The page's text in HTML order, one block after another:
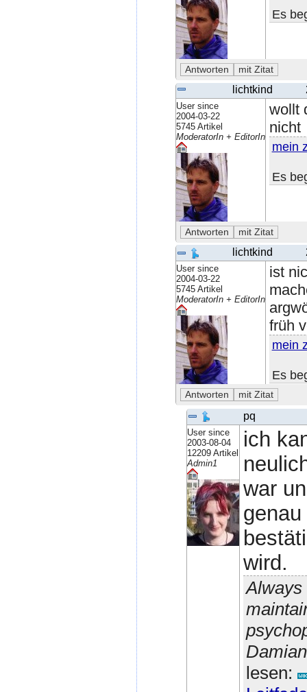
Es
lichtkind
User since
2004-03-22
5745 Artikel
ModeratorIn + EditorIn
wollt
nicht
mein
Es
lichtkind
User since
2004-03-22
5745 Artikel
ModeratorIn + EditorIn
ist
früh
mein
Es
pq
User since
2003-08-04
12209 Artikel
Admin1
ich
war
wird.
Always
lesen: